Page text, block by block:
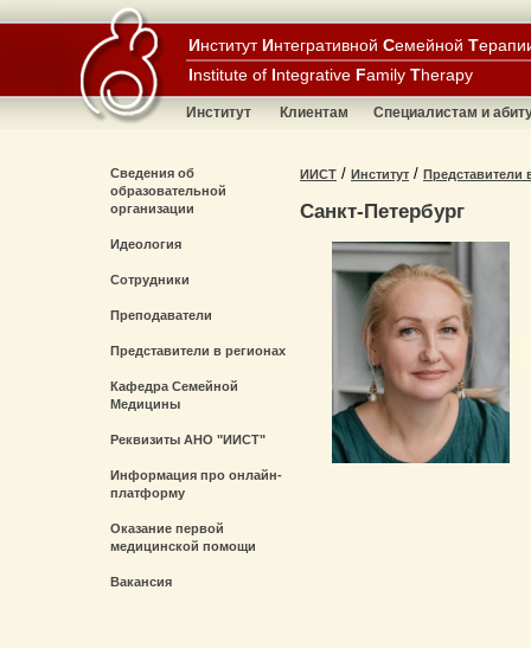
Институт Интегративной Семейной Т
Institute of Integrative Family Therapy
Институт Клиентам Специалистам и
Сведения об
образовательной
организации
Идеология
Сотрудники
Преподаватели
Представители в регионах
Кафедра Семейной
Медицины
Реквизиты АНО "ИИСТ"
Информация про онлайн-
платформу
Оказание первой
медицинской помощи
Вакансия
ИИСТ / Институт / Представители
Санкт-Петербург